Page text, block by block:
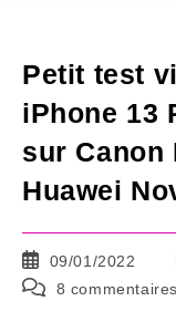
Petit test
iPhone 13
sur Canon
Huawei
Publication
publiée :
09/01/2022
Commentaires
8 commentaires